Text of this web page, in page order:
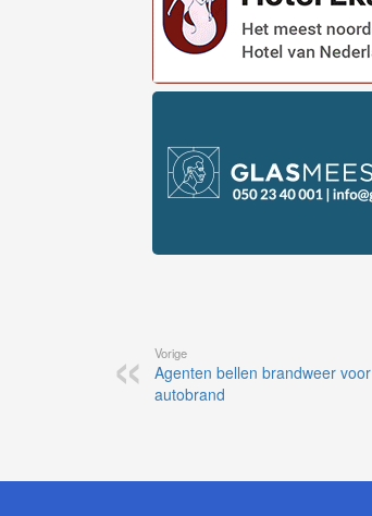
Vorige
Agenten bellen brandweer voor
autobrand